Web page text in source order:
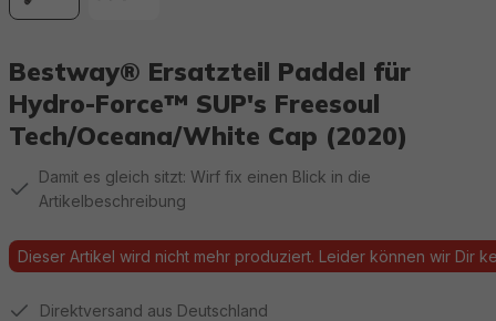
Bestway® Ersatzteil Paddel für
Hydro-Force™ SUP's Freesoul
Tech/Oceana/White Cap (2020)
Damit es gleich sitzt: Wirf fix einen Blick in die
Artikelbeschreibung
Dieser Artikel wird nicht mehr produziert. Leider können wir Dir
Direktversand aus Deutschland